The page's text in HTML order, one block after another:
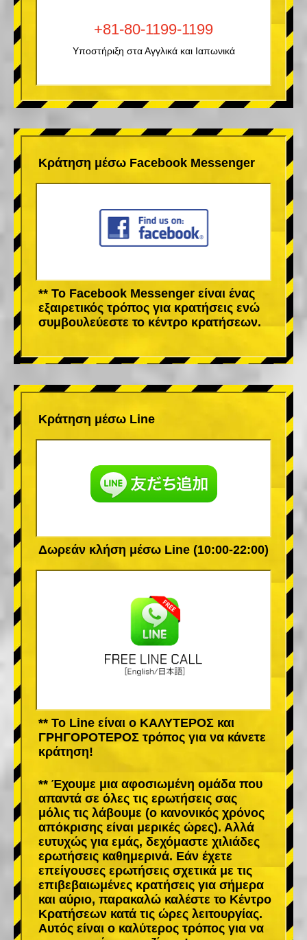
+81-80-1199-1199
Υποστήριξη στα Αγγλικά και Ιαπωνικά
Κράτηση μέσω Facebook Messenger
** Το Facebook Messenger είναι ένας
εξαιρετικός τρόπος για κρατήσεις ενώ
συμβουλεύεστε το κέντρο κρατήσεων.
Κράτηση μέσω Line
Δωρεάν κλήση μέσω Line (10:00-22:00)
** Το Line είναι ο ΚΑΛΥΤΕΡΟΣ και
ΓΡΗΓΟΡΟΤΕΡΟΣ τρόπος για να κάνετε
κράτηση!
** Έχουμε μια αφοσιωμένη ομάδα που
απαντά σε όλες τις ερωτήσεις σας
μόλις τις λάβουμε (ο κανονικός χρόνος
απόκρισης είναι μερικές ώρες). Αλλά
ευτυχώς για εμάς, δεχόμαστε χιλιάδες
ερωτήσεις καθημερινά. Εάν έχετε
επείγουσες ερωτήσεις σχετικά με τις
επιβεβαιωμένες κρατήσεις για σήμερα
και αύριο, παρακαλώ καλέστε το Κέντρο
Κρατήσεων κατά τις ώρες λειτουργίας.
Αυτός είναι ο καλύτερος τρόπος για να